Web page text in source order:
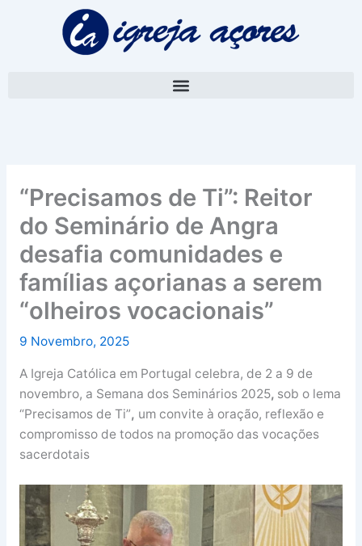
“Precisamos de Ti”: Reitor
do Seminário de Angra
desafia comunidades e
famílias açorianas a serem
“olheiros vocacionais”
9 Novembro, 2025
A Igreja Católica em Portugal celebra, de 2 a 9 de
novembro, a Semana dos Seminários 2025, sob o lema
“Precisamos de Ti”, um convite à oração, reflexão e
compromisso de todos na promoção das vocações
sacerdotais